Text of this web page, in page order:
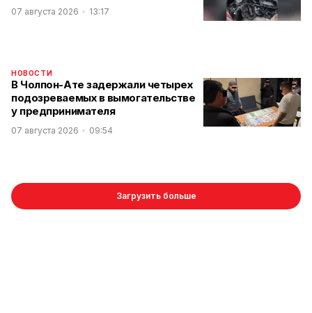
07 августа 2026 13:17
НОВОСТИ
В Чолпон-Ате задержали четырех
подозреваемых в вымогательстве
у предпринимателя
07 августа 2026 09:54
Загрузить больше